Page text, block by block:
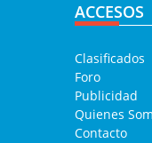
ACCESOS
Clasificados
Foro
Publicidad
Quienes
Contacto